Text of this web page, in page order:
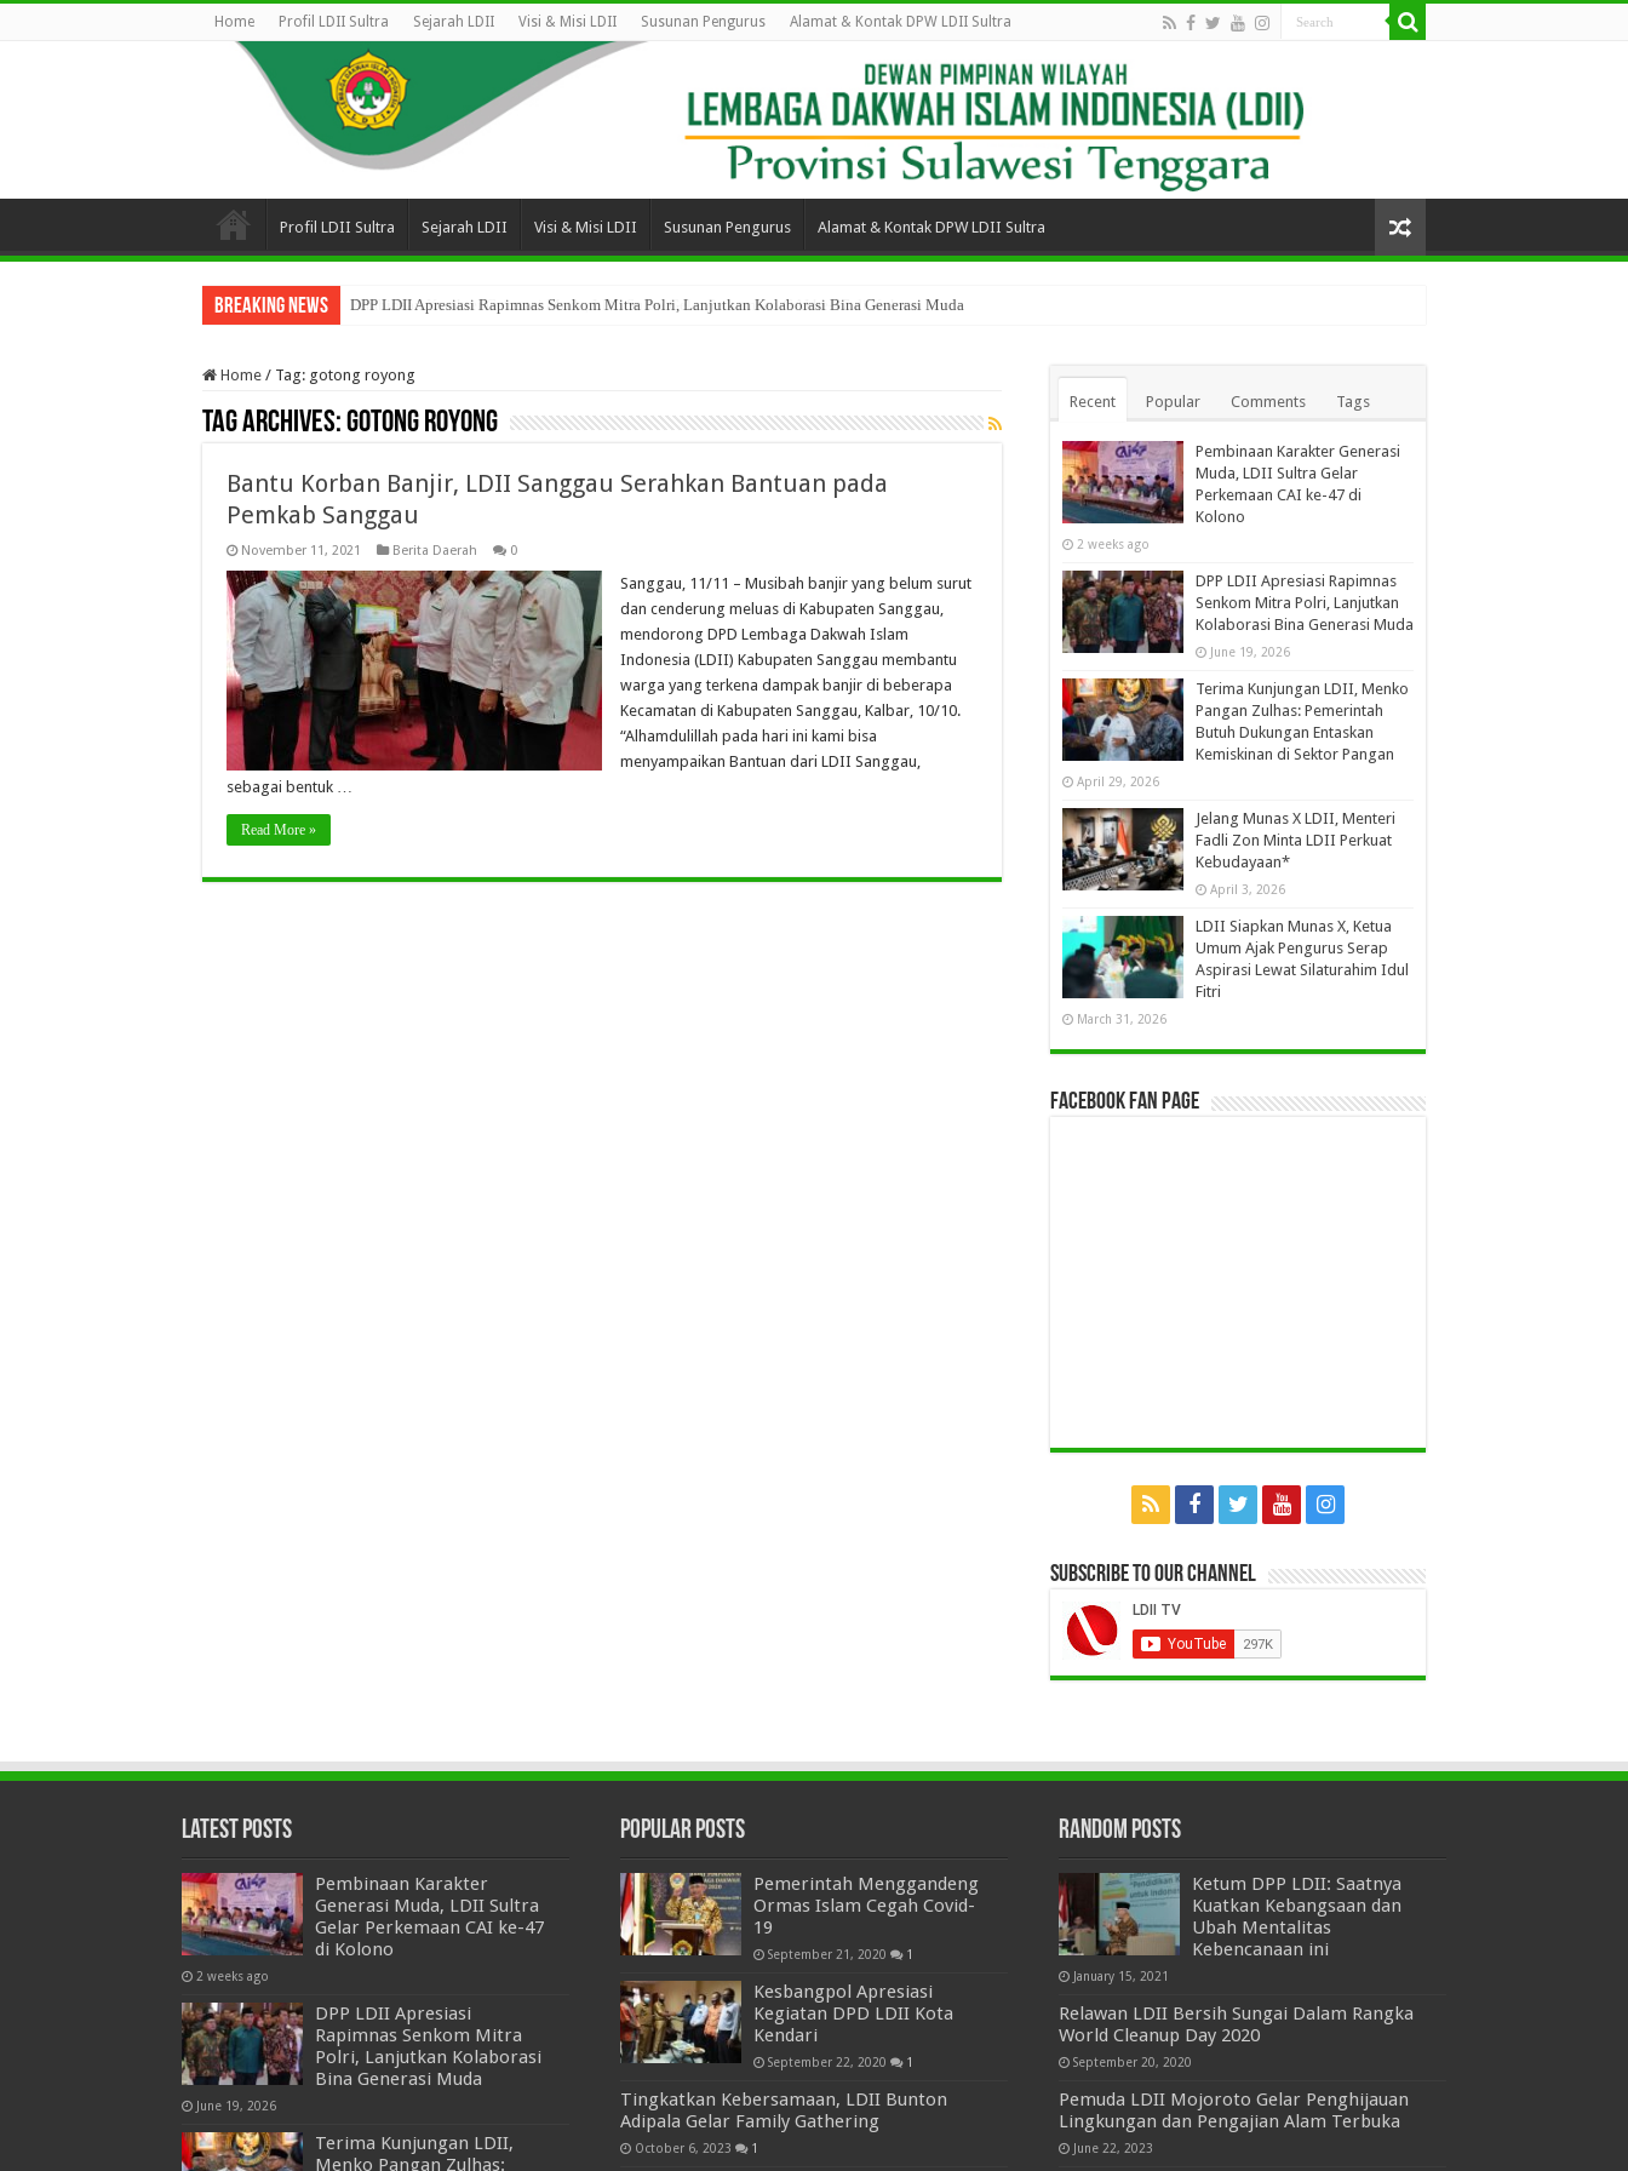
Home Profil LDII Sultra Sejarah LDII Visi & Misi LDII Susunan Pengurus Alamat & Kontak DPW LDII Sultra
Profil LDII Sultra Sejarah LDII Visi & Misi LDII Susunan Pengurus Alamat & Kontak DPW LDII Sultra
Breaking News DPP LDII Apresiasi Rapimnas Senkom Mitra Polri, Lanjutkan Kolaborasi Bina Generasi Muda
Home / Tag: gotong royong
Tag Archives:gotong royong
Bantu Korban Banjir, LDII Sanggau Serahkan Bantuan pada
Pemkab Sanggau
November 11, 2021 Berita Daerah 0
Sanggau, 11/11 – Musibah banjir yang belum surut
dan cenderung meluas di Kabupaten Sanggau,
mendorong DPD Lembaga Dakwah Islam
Indonesia (LDII) Kabupaten Sanggau membantu
warga yang terkena dampak banjir di beberapa
Kecamatan di Kabupaten Sanggau, Kalbar, 10/10.
“Alhamdulillah pada hari ini kami bisa
menyampaikan Bantuan dari LDII Sanggau,
sebagai bentuk …
Read More »
Recent Popular Comments Tags
Pembinaan Karakter Generasi
Muda, LDII Sultra Gelar
Perkemaan CAI ke-47 di
Kolono
2 weeks ago
DPP LDII Apresiasi Rapimnas
Senkom Mitra Polri, Lanjutkan
Kolaborasi Bina Generasi Muda
June 19, 2026
Terima Kunjungan LDII, Menko
Pangan Zulhas: Pemerintah
Butuh Dukungan Entaskan
Kemiskinan di Sektor Pangan
April 29, 2026
Jelang Munas X LDII, Menteri
Fadli Zon Minta LDII Perkuat
Kebudayaan*
April 3, 2026
LDII Siapkan Munas X, Ketua
Umum Ajak Pengurus Serap
Aspirasi Lewat Silaturahim Idul
Fitri
March 31, 2026
Facebook Fan Page
Subscribe to our Channel
Latest Posts
Pembinaan Karakter
Generasi Muda, LDII Sultra
Gelar Perkemaan CAI ke-47
di Kolono
2 weeks ago
DPP LDII Apresiasi
Rapimnas Senkom Mitra
Polri, Lanjutkan Kolaborasi
Bina Generasi Muda
June 19, 2026
Terima Kunjungan LDII,
Menko Pangan Zulhas:
Popular Posts
Pemerintah Menggandeng
Ormas Islam Cegah Covid-
19
September 21, 2020 1
Kesbangpol Apresiasi
Kegiatan DPD LDII Kota
Kendari
September 22, 2020 1
Tingkatkan Kebersamaan, LDII Bunton
Adipala Gelar Family Gathering
October 6, 2023 1
Random Posts
Ketum DPP LDII: Saatnya
Kuatkan Kebangsaan dan
Ubah Mentalitas
Kebencanaan ini
January 15, 2021
Relawan LDII Bersih Sungai Dalam Rangka
World Cleanup Day 2020
September 20, 2020
Pemuda LDII Mojoroto Gelar Penghijauan
Lingkungan dan Pengajian Alam Terbuka
June 22, 2023